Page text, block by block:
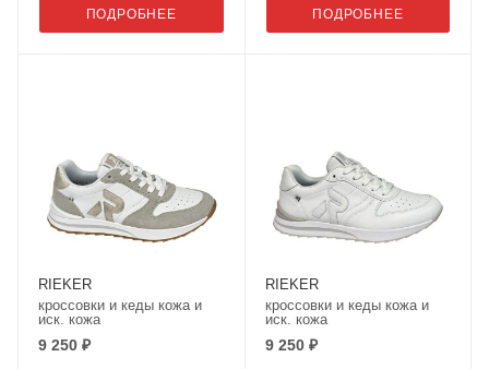
ПОДРОБНЕЕ ПОДРОБНЕЕ
RIEKER
кроссовки и кеды кожа и
иск. кожа
9 250 ₽
RIEKER
кроссовки и кеды кожа и
иск. кожа
9 250 ₽